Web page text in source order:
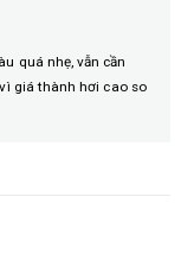
quá nhẹ, vẫn cần
giá thành hơi cao so